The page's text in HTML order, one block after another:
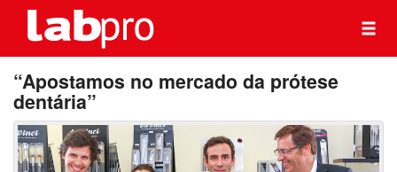
“Apostamos no mercado da prótese
dentária”